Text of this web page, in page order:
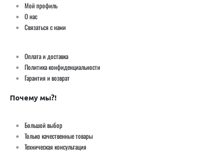
Мой профиль
О нас
Связаться с нами
Оплата и доставка
Политика конфиденциальности
Гарантия и возврат
Почему мы?!
Большой выбор
Только качественные товары
Техническая консультация